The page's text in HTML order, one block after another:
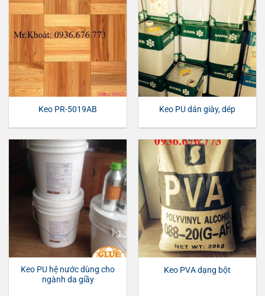
Keo PR-5019AB Keo PU dán giày, dép
Keo PU hệ nước dùng cho
ngành da giầy
Keo PVA dạng bột